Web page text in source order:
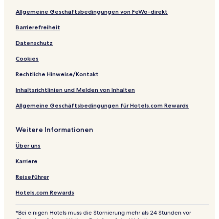
l
a
k
a
y
e
r
s
e
r
W
a
d
n
l
a
k
h
e
r
k
i
S
l
p
a
e
s
h
n
a
u
n
r
m
b
l
i
c
u
Allgemeine Geschäftsbedingungen von FeWo-direkt
Barrierefreiheit
Datenschutz
Cookies
Rechtliche Hinweise/Kontakt
Inhaltsrichtlinien und Melden von Inhalten
Allgemeine Geschäftsbedingungen für Hotels.com Rewards
Weitere Informationen
Über uns
Karriere
Reiseführer
Hotels.com Rewards
*Bei einigen Hotels muss die Stornierung mehr als 24 Stunden vor